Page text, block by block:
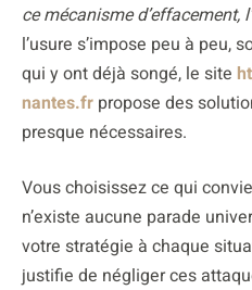
ce mécanisme d’effacement,
l’usure s’impose peu à peu,
qui y ont déjà songé, le site
nantes.fr propose des
presque nécessaires.
Vous choisissez ce qui
n’existe aucune parade
votre stratégie à chaque
justifie de négliger ces